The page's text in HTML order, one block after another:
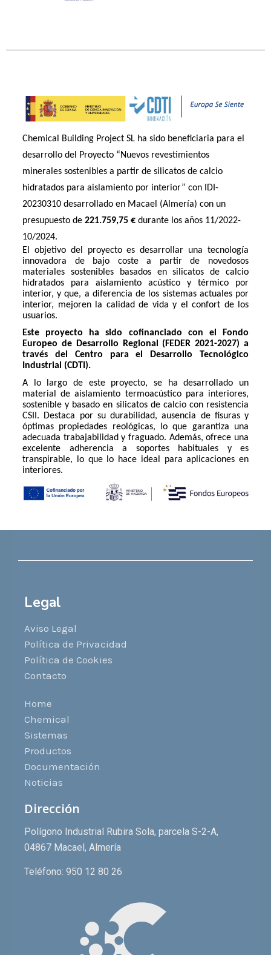
Chemical Building Project SL ha sido beneficiaria para el
desarrollo del Proyecto “Nuevos revestimientos
minerales sostenibles a partir de silicatos de calcio
hidratados para aislamiento por interior” con IDI-
20230310 desarrollado en Macael (Almería) con un
presupuesto de 221.759,75 € durante los años 11/2022-
10/2024.
El objetivo del proyecto es desarrollar una tecnología
innovadora de bajo coste a partir de novedosos
materiales sostenibles basados en silicatos de calcio
hidratados para aislamiento acústico y térmico por
interior, y que, a diferencia de los sistemas actuales por
interior, mejoren la calidad de vida y el confort de los
usuarios.
Este proyecto ha sido cofinanciado con el Fondo
Europeo de Desarrollo Regional (FEDER 2021-2027) a
través del Centro para el Desarrollo Tecnológico
Industrial (CDTI).
A lo largo de este proyecto, se ha desarrollado un
material de aislamiento termoacústico para interiores,
sostenible y basado en silicatos de calcio con resistencia
CSII. Destaca por su durabilidad, ausencia de fisuras y
óptimas propiedades reológicas, lo que garantiza una
adecuada trabajabilidad y fraguado. Además, ofrece una
excelente adherencia a soportes habituales y es
transpirable, lo que lo hace ideal para aplicaciones en
interiores.
Legal
Aviso Legal
Política de Privacidad
Política de Cookies
Contacto
Home
Chemical
Sistemas
Productos
Documentación
Noticias
Dirección
Polígono Industrial Rubira Sola, parcela S-2-A,
04867 Macael, Almería
Teléfono: 950 12 80 26